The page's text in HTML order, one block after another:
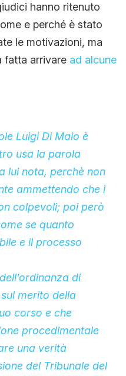
hanno ritenuto
e perché è stato
le motivazioni, ma
fatta arrivaread alcune
Luigi Di Maio è
usa la parola
lui nota, perchè non
ammettendo che i
colpevoli; poi però
se quanto
e il processo
di
merito della
corso e che
procedimentale
una verità
del Tribunale del